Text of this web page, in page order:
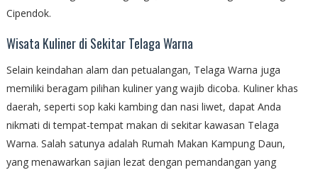
Cipendok.
Wisata Kuliner di Sekitar Telaga Warna
Selain keindahan alam dan petualangan, Telaga Warna juga
memiliki beragam pilihan kuliner yang wajib dicoba. Kuliner khas
daerah, seperti sop kaki kambing dan nasi liwet, dapat Anda
nikmati di tempat-tempat makan di sekitar kawasan Telaga
Warna. Salah satunya adalah Rumah Makan Kampung Daun,
yang menawarkan sajian lezat dengan pemandangan yang